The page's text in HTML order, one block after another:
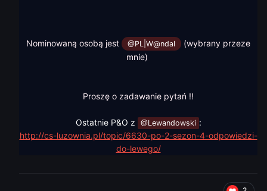
Nominowaną osobą jest @PL|W@ndal
(wybrany przeze
mnie)
Proszę o zadawanie pytań !!
Ostatnie P&O z @Lewandowski :
http://cs-luzownia.pl/topic/6630-po-2-sezon-4-odpowiedzi-
do-lewego/